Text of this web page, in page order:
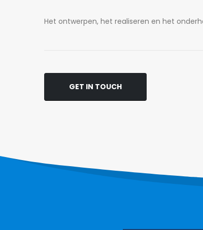
Het ontwerpen, het realiseren en het
GET IN TOUCH